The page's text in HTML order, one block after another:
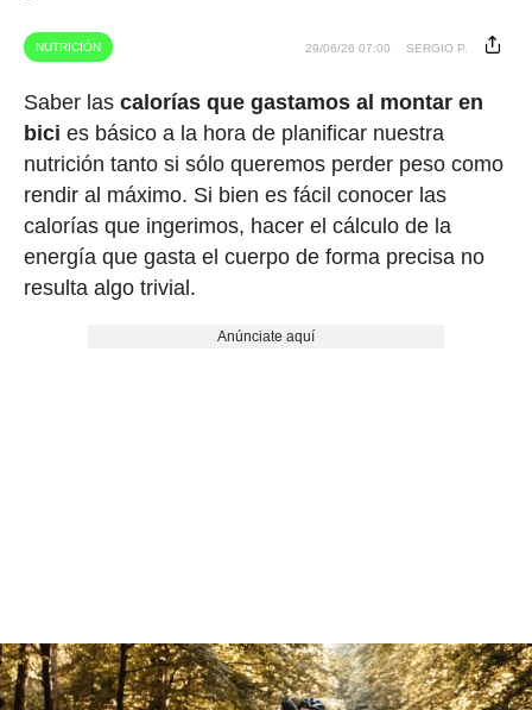
NUTRICIÓN 29/06/26 07:00 SERGIO P.
Saber las calorías que gastamos al montar en
bici es básico a la hora de planificar nuestra
nutrición tanto si sólo queremos perder peso como
rendir al máximo. Si bien es fácil conocer las
calorías que ingerimos, hacer el cálculo de la
energía que gasta el cuerpo de forma precisa no
resulta algo trivial.
Anúnciate aquí